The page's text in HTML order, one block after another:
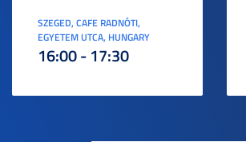
SZEGED, CAFE RADNÓTI,
EGYETEM UTCA, HUNGARY
16:00 - 17:30